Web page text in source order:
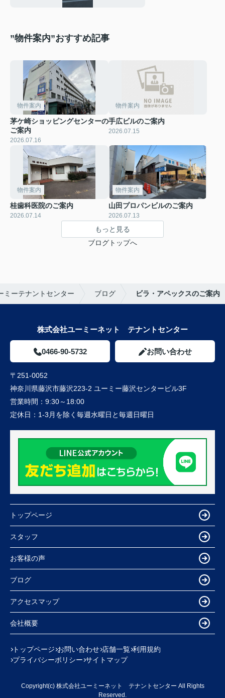
”物件案内”おすすめ記事
物件案内
茅ケ崎ショッピングセンターの
ご案内
2026.07.16
物件案内
手広ビルのご案内
2026.07.15
物件案内
桂歯科医院のご案内
2026.07.14
物件案内
山田プロパンビルのご案内
2026.07.13
もっと見る
ブログトップへ
ミーテナントセンター ブログ ビラ・アペックスのご案内
株式会社ユーミーネット テナントセンター
0466-90-5732 お問い合わせ
〒251-0052
神奈川県藤沢市藤沢223-2 ユーミー藤沢センタービル3F
営業時間： 9:30～18:00
定休日： 1-3月を除く毎週水曜日と毎週日曜日
トップページ
スタッフ
お客様の声
ブログ
アクセスマップ
会社概要
トップページ お問い合わせ 店舗一覧 利用規約
プライバシーポリシー サイトマップ
Copyright(c) 株式会社ユーミーネット テナントセンター All Rights
Reserved.